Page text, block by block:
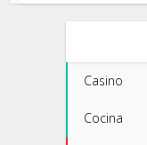
Casino
Cocina